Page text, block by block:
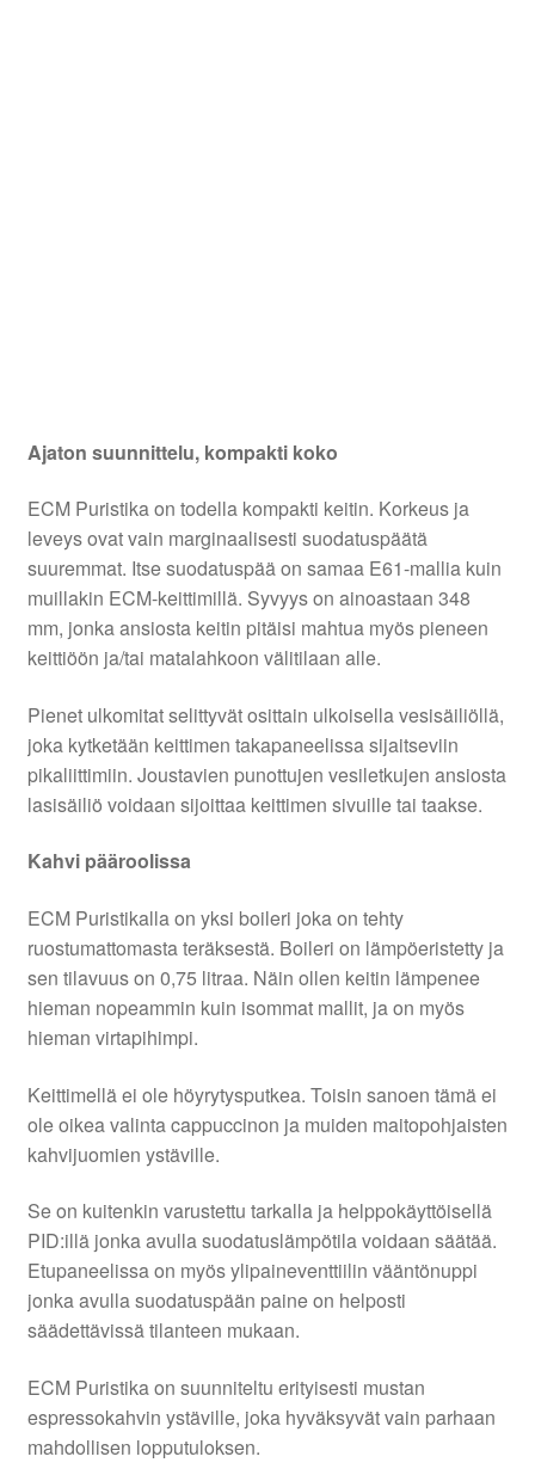
Ajaton suunnittelu, kompakti koko
ECM Puristika on todella kompakti keitin. Korkeus ja
leveys ovat vain marginaalisesti suodatuspäätä
suuremmat. Itse suodatuspää on samaa E61-mallia kuin
muillakin ECM-keittimillä. Syvyys on ainoastaan 348
mm, jonka ansiosta keitin pitäisi mahtua myös pieneen
keittiöön ja/tai matalahkoon välitilaan alle.
Pienet ulkomitat selittyvät osittain ulkoisella vesisäiliöllä,
joka kytketään keittimen takapaneelissa sijaitseviin
pikaliittimiin. Joustavien punottujen vesiletkujen ansiosta
lasisäiliö voidaan sijoittaa keittimen sivuille tai taakse.
Kahvi pääroolissa
ECM Puristikalla on yksi boileri joka on tehty
ruostumattomasta teräksestä. Boileri on lämpöeristetty ja
sen tilavuus on 0,75 litraa. Näin ollen keitin lämpenee
hieman nopeammin kuin isommat mallit, ja on myös
hieman virtapihimpi.
Keittimellä ei ole höyrytysputkea. Toisin sanoen tämä ei
ole oikea valinta cappuccinon ja muiden maitopohjaisten
kahvijuomien ystäville.
Se on kuitenkin varustettu tarkalla ja helppokäyttöisellä
PID:illä jonka avulla suodatuslämpötila voidaan säätää.
Etupaneelissa on myös ylipaineventtiilin vääntönuppi
jonka avulla suodatuspään paine on helposti
säädettävissä tilanteen mukaan.
ECM Puristika on suunniteltu erityisesti mustan
espressokahvin ystäville, joka hyväksyvät vain parhaan
mahdollisen lopputuloksen.